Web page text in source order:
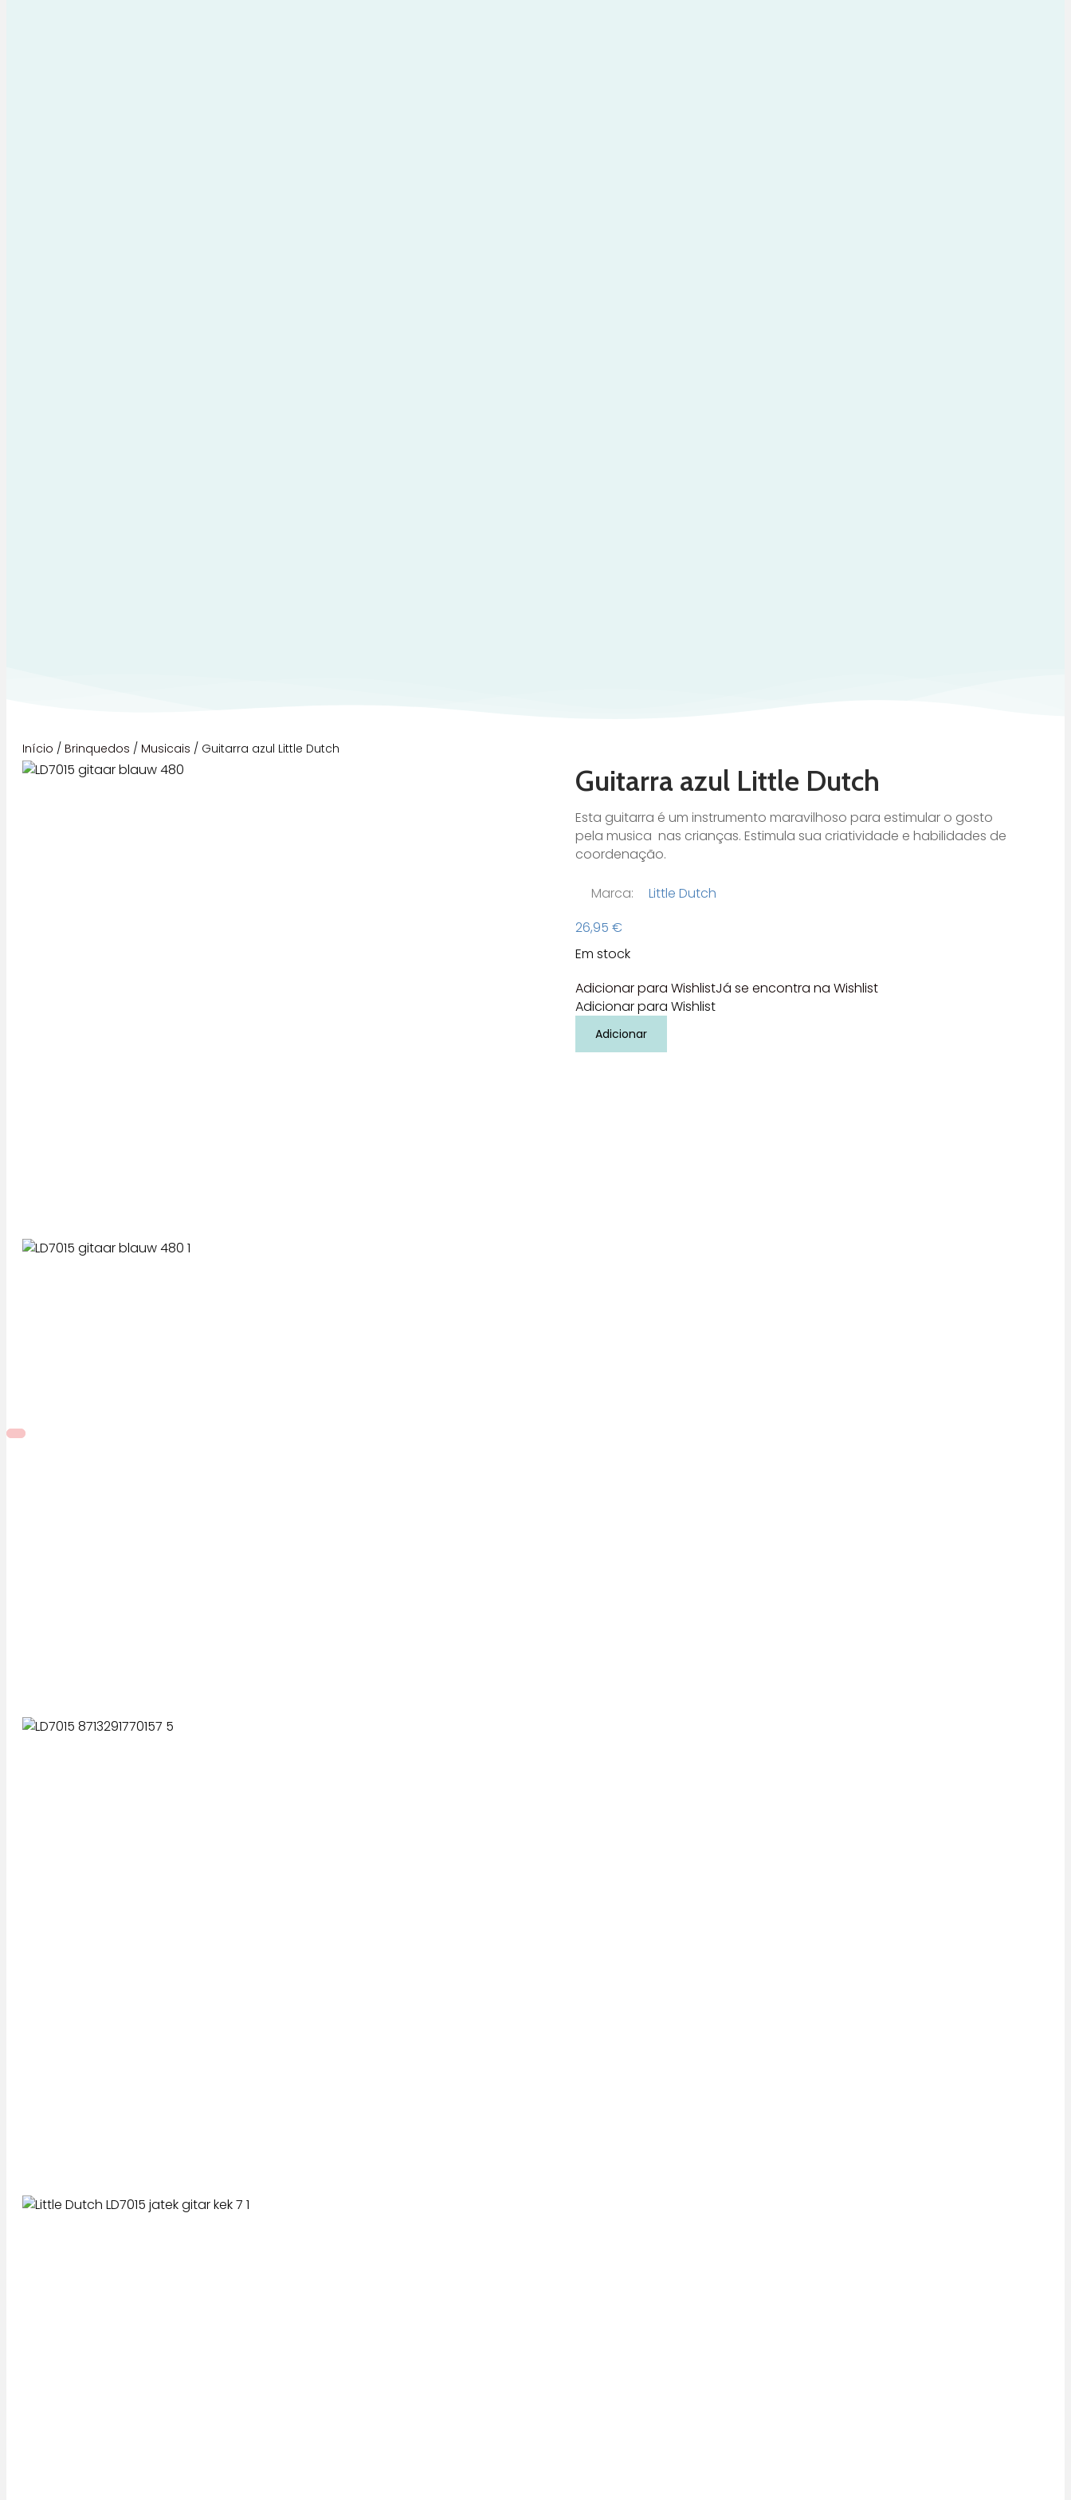
Início / Brinquedos / Musicais / Guitarra azul Little Dutch
Guitarra azul Little Dutch
Esta guitarra é um instrumento maravilhoso para estimular o gosto
pela musica nas crianças. Estimula sua criatividade e habilidades de
coordenação.
Marca:
Little Dutch
26,95 €
Em stock
Adicionar para WishlistJá se encontra na Wishlist
Adicionar para Wishlist
Guitarra
Adicionar